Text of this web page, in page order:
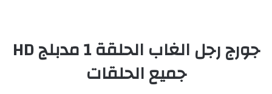
جورج رجل الغاب الحلقة 1 مدبلج HD
جميع الحلقات